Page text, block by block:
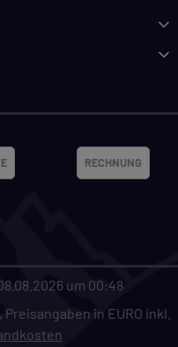
RECHNUNG
um 00:48
in EURO inkl.